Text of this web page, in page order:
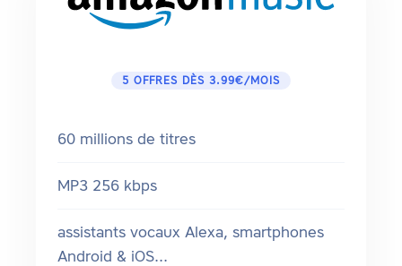
5 OFFRES DÈS 3.99€/MOIS
60 millions de titres
MP3 256 kbps
assistants vocaux Alexa, smartphones
Android & iOS...